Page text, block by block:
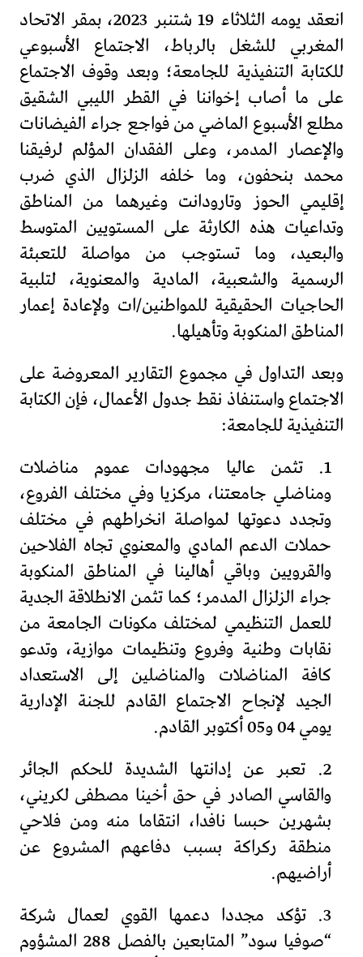
انعقد يومه الثلاثاء 19 شتنبر 2023، بمقر الاتحاد
المغربي للشغل بالرباط، الاجتماع الأسبوعي
للكتابة التنفيذية للجامعة؛ وبعد وقوف الاجتماع
على ما أصاب إخواننا في القطر الليبي الشقيق
مطلع الأسبوع الماضي من فواجع جراء الفيضانات
والإعصار المدمر، وعلى الفقدان المؤلم لرفيقنا
محمد بنحفون، وما خلفه الزلزال الذي ضرب
إقليمي الحوز وتارودانت وغيرهما من المناطق
وتداعيات هذه الكارثة على المستويين المتوسط
والبعيد، وما تستوجب من مواصلة للتعبئة
الرسمية والشعبية، المادية والمعنوية، لتلبية
الحاجيات الحقيقية للمواطنين/ات ولإعادة إعمار
المناطق المنكوبة وتأهيلها.
وبعد التداول في مجموع التقارير المعروضة على
الاجتماع واستنفاذ نقط جدول الأعمال، فإن الكتابة
التنفيذية للجامعة:
1. تثمن عاليا مجهودات عموم مناضلات
ومناضلي جامعتنا، مركزيا وفي مختلف الفروع،
وتجدد دعوتها لمواصلة انخراطهم في مختلف
حملات الدعم المادي والمعنوي تجاه الفلاحين
والقرويين وباقي أهالينا في المناطق المنكوبة
جراء الزلزال المدمر؛ كما تثمن الانطلاقة الجدية
للعمل التنظيمي لمختلف مكونات الجامعة من
نقابات وطنية وفروع وتنظيمات موازية، وتدعو
كافة المناضلات والمناضلين إلى الاستعداد
الجيد لإنجاح الاجتماع القادم للجنة الإدارية
يومي 04 و05 أكتوبر القادم.
2. تعبر عن إدانتها الشديدة للحكم الجائر
والقاسي الصادر في حق أخينا مصطفى لكريني،
بشهرين حبسا نافدا، انتقاما منه ومن فلاحي
منطقة ركراكة بسبب دفاعهم المشروع عن
أراضيهم.
3. تؤكد مجددا دعمها القوي لعمال شركة
“صوفيا سود” المتابعين بالفصل 288 المشؤوم